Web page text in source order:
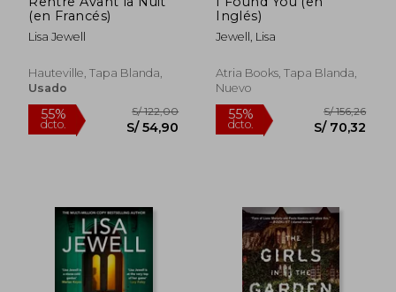
(en Francés)
Lisa Jewell
Hauteville, Tapa Blanda,
Usado
Inglés)
Jewell, Lisa
Atria Books, Tapa Blanda,
Nuevo